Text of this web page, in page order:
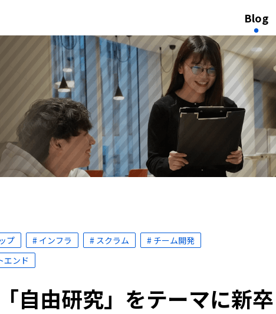
Blog
プ # インフラ # スクラム
# チーム開発
エンド
自由研究」をテーマに新卒